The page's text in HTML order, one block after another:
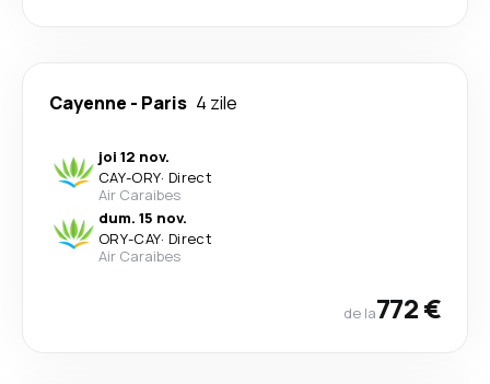
Cayenne - Paris 4 zile
joi 12 nov.
CAY-ORY· Direct
Air Caraibes
dum. 15 nov.
ORY-CAY· Direct
Air Caraibes
de la772 €